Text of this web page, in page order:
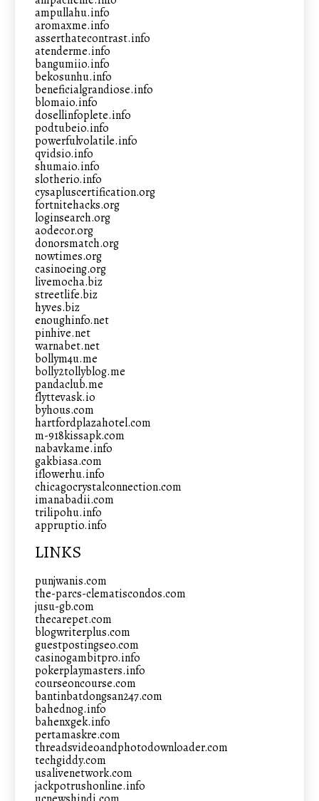
ampullahu.info
aromaxme.info
asserthatecontrast.info
atenderme.info
bangumiio.info
bekosunhu.info
beneficialgrandiose.info
blomaio.info
dosellinfoplete.info
podtubeio.info
powerfulvolatile.info
qvidsio.info
shumaio.info
slotherio.info
cysapluscertification.org
fortnitehacks.org
loginsearch.org
aodecor.org
donorsmatch.org
nowtimes.org
casinoeing.org
livemocha.biz
streetlife.biz
hyves.biz
enoughinfo.net
pinhive.net
warnabet.net
bollym4u.me
bolly2tollyblog.me
pandaclub.me
flyttevask.io
byhous.com
hartfordplazahotel.com
m-918kissapk.com
nabavkame.info
gakbiasa.com
iflowerhu.info
chicagocrystalconnection.com
imanabadii.com
trilipohu.info
appruptio.info
LINKS
punjwanis.com
the-parcs-clematiscondos.com
jusu-gb.com
thecarepet.com
blogwriterplus.com
guestpostingseo.com
casinogambitpro.info
pokerplaymasters.info
courseoncourse.com
bantinbatdongsan247.com
bahednog.info
bahenxgek.info
pertamaskre.com
threadsvideoandphotodownloader.com
techgiddy.com
usalivenetwork.com
jackpotrushonline.info